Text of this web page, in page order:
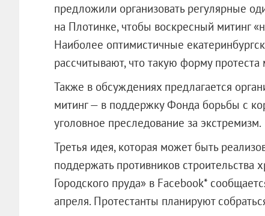
предложили организовать регулярные
на Плотинке, чтобы воскресный митинг
Наиболее оптимистичные
рассчитывают, что такую форму протеста
Также в обсуждениях предлагается
митинг — в поддержку Фонда борьбы с
уголовное преследование за экстремизм.
Третья идея, которая может быть
поддержать противников строительства
Городского пруда» в Facebook*
апреля. Протестанты планируют